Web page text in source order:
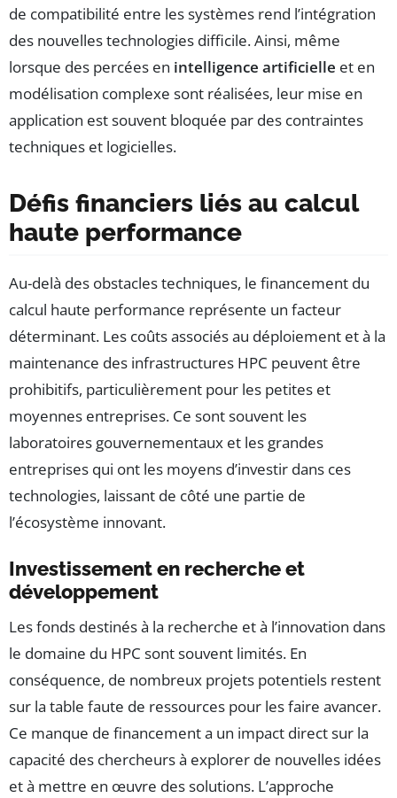
de compatibilité entre les systèmes rend l’intégration
des nouvelles technologies difficile. Ainsi, même
lorsque des percées en intelligence artificielle et en
modélisation complexe sont réalisées, leur mise en
application est souvent bloquée par des contraintes
techniques et logicielles.
Défis financiers liés au calcul
haute performance
Au-delà des obstacles techniques, le financement du
calcul haute performance représente un facteur
déterminant. Les coûts associés au déploiement et à la
maintenance des infrastructures HPC peuvent être
prohibitifs, particulièrement pour les petites et
moyennes entreprises. Ce sont souvent les
laboratoires gouvernementaux et les grandes
entreprises qui ont les moyens d’investir dans ces
technologies, laissant de côté une partie de
l’écosystème innovant.
Investissement en recherche et
développement
Les fonds destinés à la recherche et à l’innovation dans
le domaine du HPC sont souvent limités. En
conséquence, de nombreux projets potentiels restent
sur la table faute de ressources pour les faire avancer.
Ce manque de financement a un impact direct sur la
capacité des chercheurs à explorer de nouvelles idées
et à mettre en œuvre des solutions. L’approche